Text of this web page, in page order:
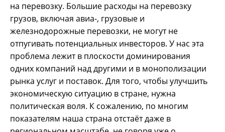
на перевозку. Большие расходы на перевозку
грузов, включая авиа-, грузовые и
железнодорожные перевозки, не могут не
отпугивать потенциальных инвесторов. У нас эта
проблема лежит в плоскости доминирования
одних компаний над другими и в монополизации
рынка услуг и поставок. Для того, чтобы улучшить
экономическую ситуацию в стране, нужна
политическая воля. К сожалению, по многим
показателям наша страна отстаёт даже в